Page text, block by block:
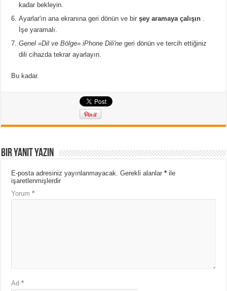
kadar bekleyin.
Ayarlar'ın ana ekranına geri dönün ve birşey aramaya çalışın
İşe yaramalı.
Genel »Dil ve Bölge» iPhone Dili'ne geri dönün ve tercih ettiğiniz
dili cihazda tekrar ayarlayın.
Bu kadar.
Bir yanıt yazın
E-posta adresiniz yayınlanmayacak. Gerekli alanlar* ile
işaretlenmişlerdir
Yorum*
Ad*